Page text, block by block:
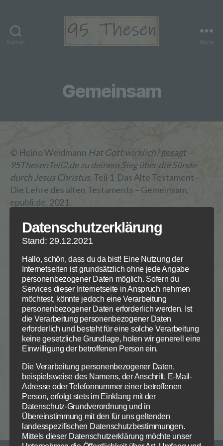
2
Gemeinsam
© Heino Weidmann Hat Gott wirklich? gesagt –
95ThesenTeil2.de zu deinem Sieg über die Sünde
durch Jesus Christus, Teil 1 Das Alte Testament –
Die Lehre des alten Testaments – Gemeinsam,
epubli.de, 2021.
Gemeinsam
geistlich gesund, wenn alle gemeinsam ganz
darauf ausgerichtet sind, dass Gottes Name
geehrt wird.Einheit ist eine Gabe Gottes. Gott
schenkt sie, wenn er im Mittelpunkt steht.
Zertrennung und Teilung ist eine Folge von Sünde.
Nur durch die von Gott eingesetzte Gemeindezucht
kann die für die Gegenwart Gottes im Lager
Gemeindezucht kann ein mühsamer und
aufopferungsvoller Leidensweg sein. Trotzdem ist
sie notwendig und erspart noch viel größeres Leid.
Zum Betrieb der Seite notwendige Cookies:
Name
PHP Session Cookie
Anbieter
Eigentümer dieser Website
Cookie Name
PHPSESSID
Cookie Laufzeit
Session
Name
Cookiespeicherung
Entscheidungscookie
Anbieter
Eigentümer dieser Website
Zweck
Speichert die Einstellungen der Besucher
Datenschutzeinstellungen
Wir nutzen Cookies auf unserer Website. Einige von ihnen
sind essenziell, während andere uns helfen, diese Website
und Ihre Erfahrung zu verbessern.
Notwendig Info Statistiken Info
ALLE AKZEPTIEREN
speichern
Die Auswahl kann in derDatenschutzerklärungwiderrufen
Datenschutzerklärung
Stand: 29.12.2021
Hallo, schön, dass du da bist! Eine Nutzung der
Internetseiten ist grundsätzlich ohne jede Angabe
personenbezogener Daten möglich. Sofern du
Services dieser Internetseite in Anspruch nehmen
möchtest, könnte jedoch eine Verarbeitung
personenbezogener Daten erforderlich werden. Ist
die Verarbeitung personenbezogener Daten
erforderlich und besteht für eine solche Verarbeitung
keine gesetzliche Grundlage, holen wir generell eine
Einwilligung der betroffenen Person ein.
Die Verarbeitung personenbezogener Daten,
beispielsweise des Namens, der Anschrift, E-Mail-
Adresse oder Telefonnummer einer betroffenen
Person, erfolgt stets im Einklang mit der
Datenschutz-Grundverordnung und in
Übereinstimmung mit den für uns geltenden
landesspezifischen Datenschutzbestimmungen.
Mittels dieser Datenschutzerklärung möchte unser